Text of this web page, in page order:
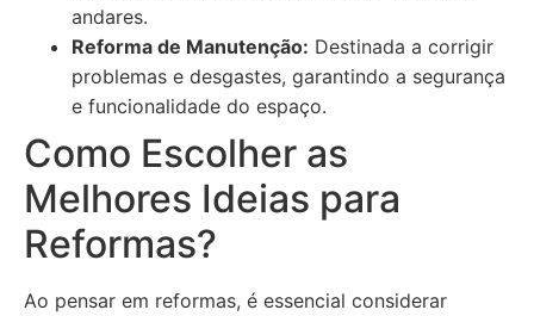
andares.
Reforma de Manutenção: Destinada a corrigir
problemas e desgastes, garantindo a segurança
e funcionalidade do espaço.
Como Escolher as
Melhores Ideias para
Reformas?
Ao pensar em reformas, é essencial considerar